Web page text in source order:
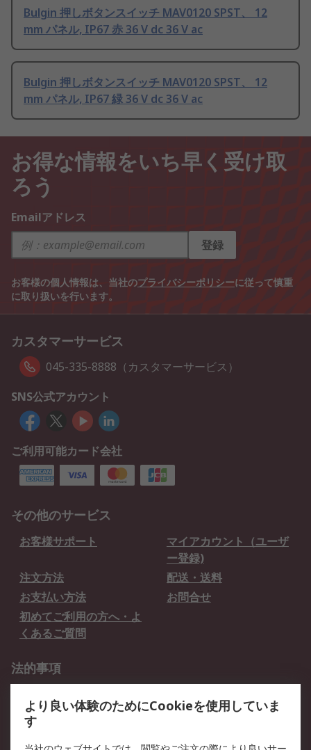
Bulgin 押しボタンスイッチ MAV0120 SPST、 12
mm パネル, IP67 赤 36 V dc 36 V ac
Bulgin 押しボタンスイッチ MAV0120 SPST、 12
mm パネル, IP67 緑 36 V dc 36 V ac
お得な情報をいち早く受け取
ろう
Emailアドレス
登録
お客様の個人情報は、当社のプライバシーポリシーに従って慎重
に取り扱いを行います。
カスタマーサービス
045-335-8888（カスタマーサービス）
SNS公式アカウント
ご利用可能カード会社
その他のサービス
お客様サポート
マイアカウント（ユーザ
ー登録)
注文方法
配送・送料
お支払い方法
お問合せ
初めてご利用の方へ・よ
くあるご質問
法的事項
クッキーポリシー
より良い体験のためにCookieを使用していま
す